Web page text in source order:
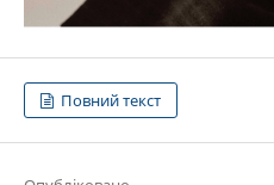
Повний текст